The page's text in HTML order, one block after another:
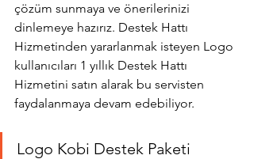
çözüm sunmaya ve önerilerinizi
dinlemeye hazırız. Destek Hattı
Hizmetinden yararlanmak isteyen Logo
kullanıcıları 1 yıllık Destek Hattı
Hizmetini satın alarak bu servisten
faydalanmaya devam edebiliyor.
Logo Kobi Destek Paketi